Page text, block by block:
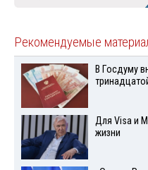
Рекомендуемые
В Госдуму
Для Visа и
жизни